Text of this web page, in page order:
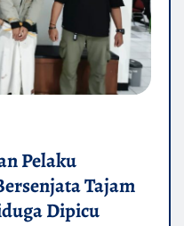
Pelaku
Tajam
Dipicu